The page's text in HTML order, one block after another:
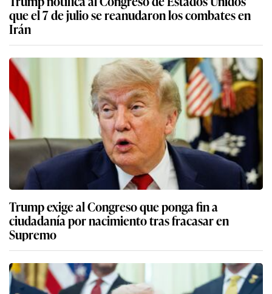
que el 7 de julio se reanudaron los combates en
Irán
Trump exige al Congreso que ponga fin a
ciudadanía por nacimiento tras fracasar en
Supremo